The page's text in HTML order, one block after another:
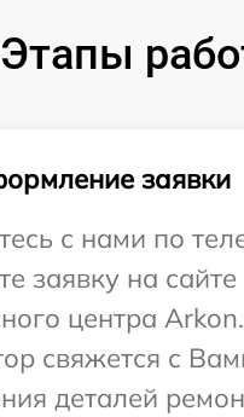
Этапы
заявки
с нами по
заявку на сайте
центра
свяжется с
деталей